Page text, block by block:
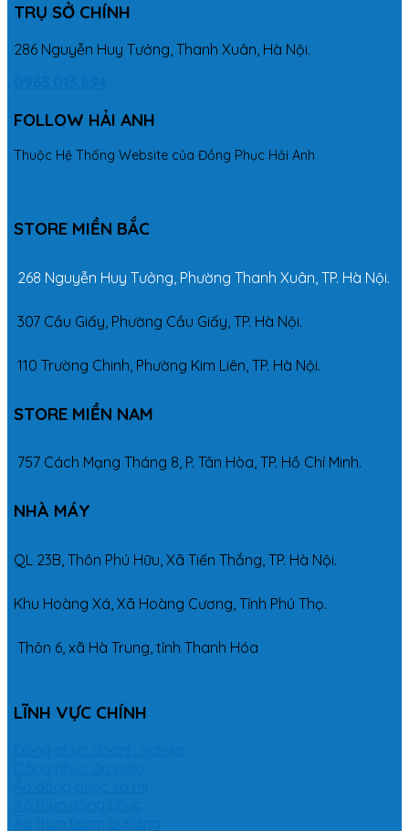
TRỤ SỞ CHÍNH
286 Nguyễn Huy Tưởng, Thanh Xuân, Hà Nội.
FOLLOW HẢI ANH
Thuộc Hệ Thống Website của Đồng Phục Hải Anh
STORE MIỀN BẮC
268 Nguyễn Huy Tưởng, Phường Thanh Xuân, TP. Hà Nội.
307 Cầu Giấy, Phường Cầu Giấy, TP. Hà Nội.
110 Trường Chinh, Phường Kim Liên, TP. Hà Nội.
STORE MIỀN NAM
757 Cách Mạng Tháng 8, P. Tân Hòa, TP. Hồ Chí Minh.
NHÀ MÁY
QL 23B, Thôn Phú Hữu, Xã Tiến Thắng, TP. Hà Nội.
Khu Hoàng Xá, Xã Hoàng Cương, Tỉnh Phú Thọ.
Thôn 6, xã Hà Trung, tỉnh Thanh Hóa
LĨNH VỰC CHÍNH